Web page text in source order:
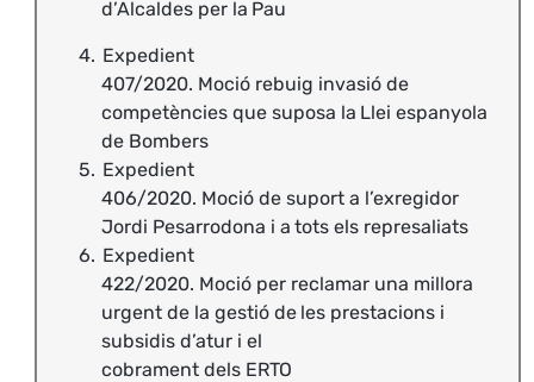
d’Alcaldes per la Pau
4. Expedient
407/2020. Moció rebuig invasió de
competències que suposa la Llei espanyola
de Bombers
5. Expedient
406/2020. Moció de suport a l’exregidor
Jordi Pesarrodona i a tots els represaliats
6. Expedient
422/2020. Moció per reclamar una millora
urgent de la gestió de les prestacions i
subsidis d’atur i el
cobrament dels ERTO